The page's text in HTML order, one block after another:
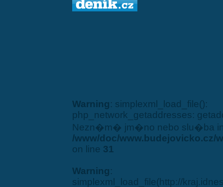
Warning: simplexml_load_file():
php_network_getaddresses:
Nezn�m� jm�no nebo slu�ba
/www/doc/www.budejovicko.cz/
on line 31
Warning:
simplexml_load_file(http://